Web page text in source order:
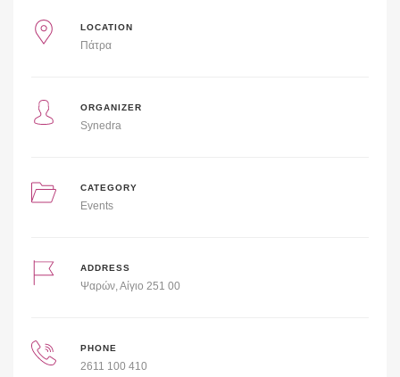
LOCATION
Πάτρα
ORGANIZER
Synedra
CATEGORY
Events
ADDRESS
Ψαρών, Αίγιο 251 00
PHONE
2611 100 410